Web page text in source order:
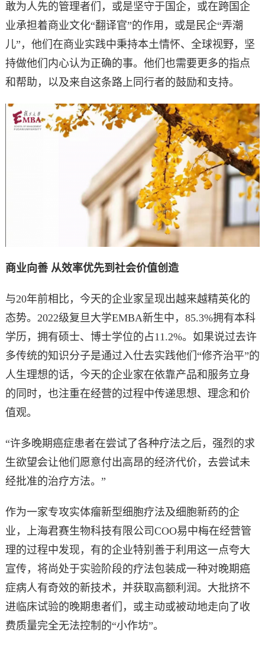
敢为人先的管理者们，或是坚守于国企，或在跨国企
业承担着商业文化“翻译官”的作用，或是民企“弄潮
儿”，他们在商业实践中秉持本土情怀、全球视野，坚
持做他们内心认为正确的事。他们也需要更多的指点
和帮助，以及来自这条路上同行者的鼓励和支持。
商业向善 从效率优先到社会价值创造
与20年前相比，今天的企业家呈现出越来越精英化的
态势。2022级复旦大学EMBA新生中，85.3%拥有本科
学历，拥有硕士、博士学位的占11.2%。如果说过去许
多传统的知识分子是通过入仕去实践他们“修齐治平”的
人生理想的话，今天的企业家在依靠产品和服务立身
的同时，也注重在经营的过程中传递思想、理念和价
值观。
“许多晚期癌症患者在尝试了各种疗法之后，强烈的求
生欲望会让他们愿意付出高昂的经济代价，去尝试未
经批准的治疗方法。”
作为一家专攻实体瘤新型细胞疗法及细胞新药的企
业，上海君赛生物科技有限公司COO易中梅在经营管
理的过程中发现，有的企业特别善于利用这一点夸大
宣传，将尚处于实验阶段的疗法包装成一种对晚期癌
症病人有奇效的新技术，并获取高额利润。大批挤不
进临床试验的晚期患者们，或主动或被动地走向了收
费质量完全无法控制的“小作坊”。